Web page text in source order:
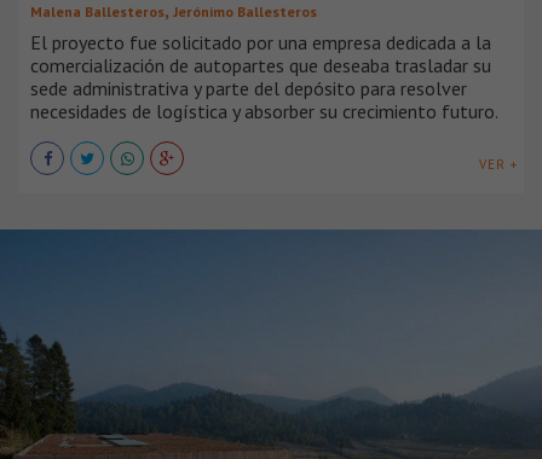
Malena Ballesteros, Jerónimo Ballesteros
El proyecto fue solicitado por una empresa dedicada a la
comercialización de autopartes que deseaba trasladar su
sede administrativa y parte del depósito para resolver
necesidades de logística y absorber su crecimiento futuro.
VER +